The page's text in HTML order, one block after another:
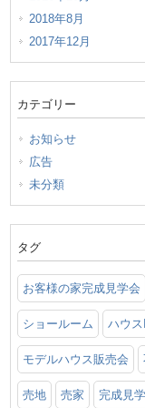
2018年8月
2017年12月
カテゴリー
お知らせ
広告
未分類
タグ
お客様の家完成見学会
ショールーム ハウ
モデルハウス販売会
売地 売家 完成見